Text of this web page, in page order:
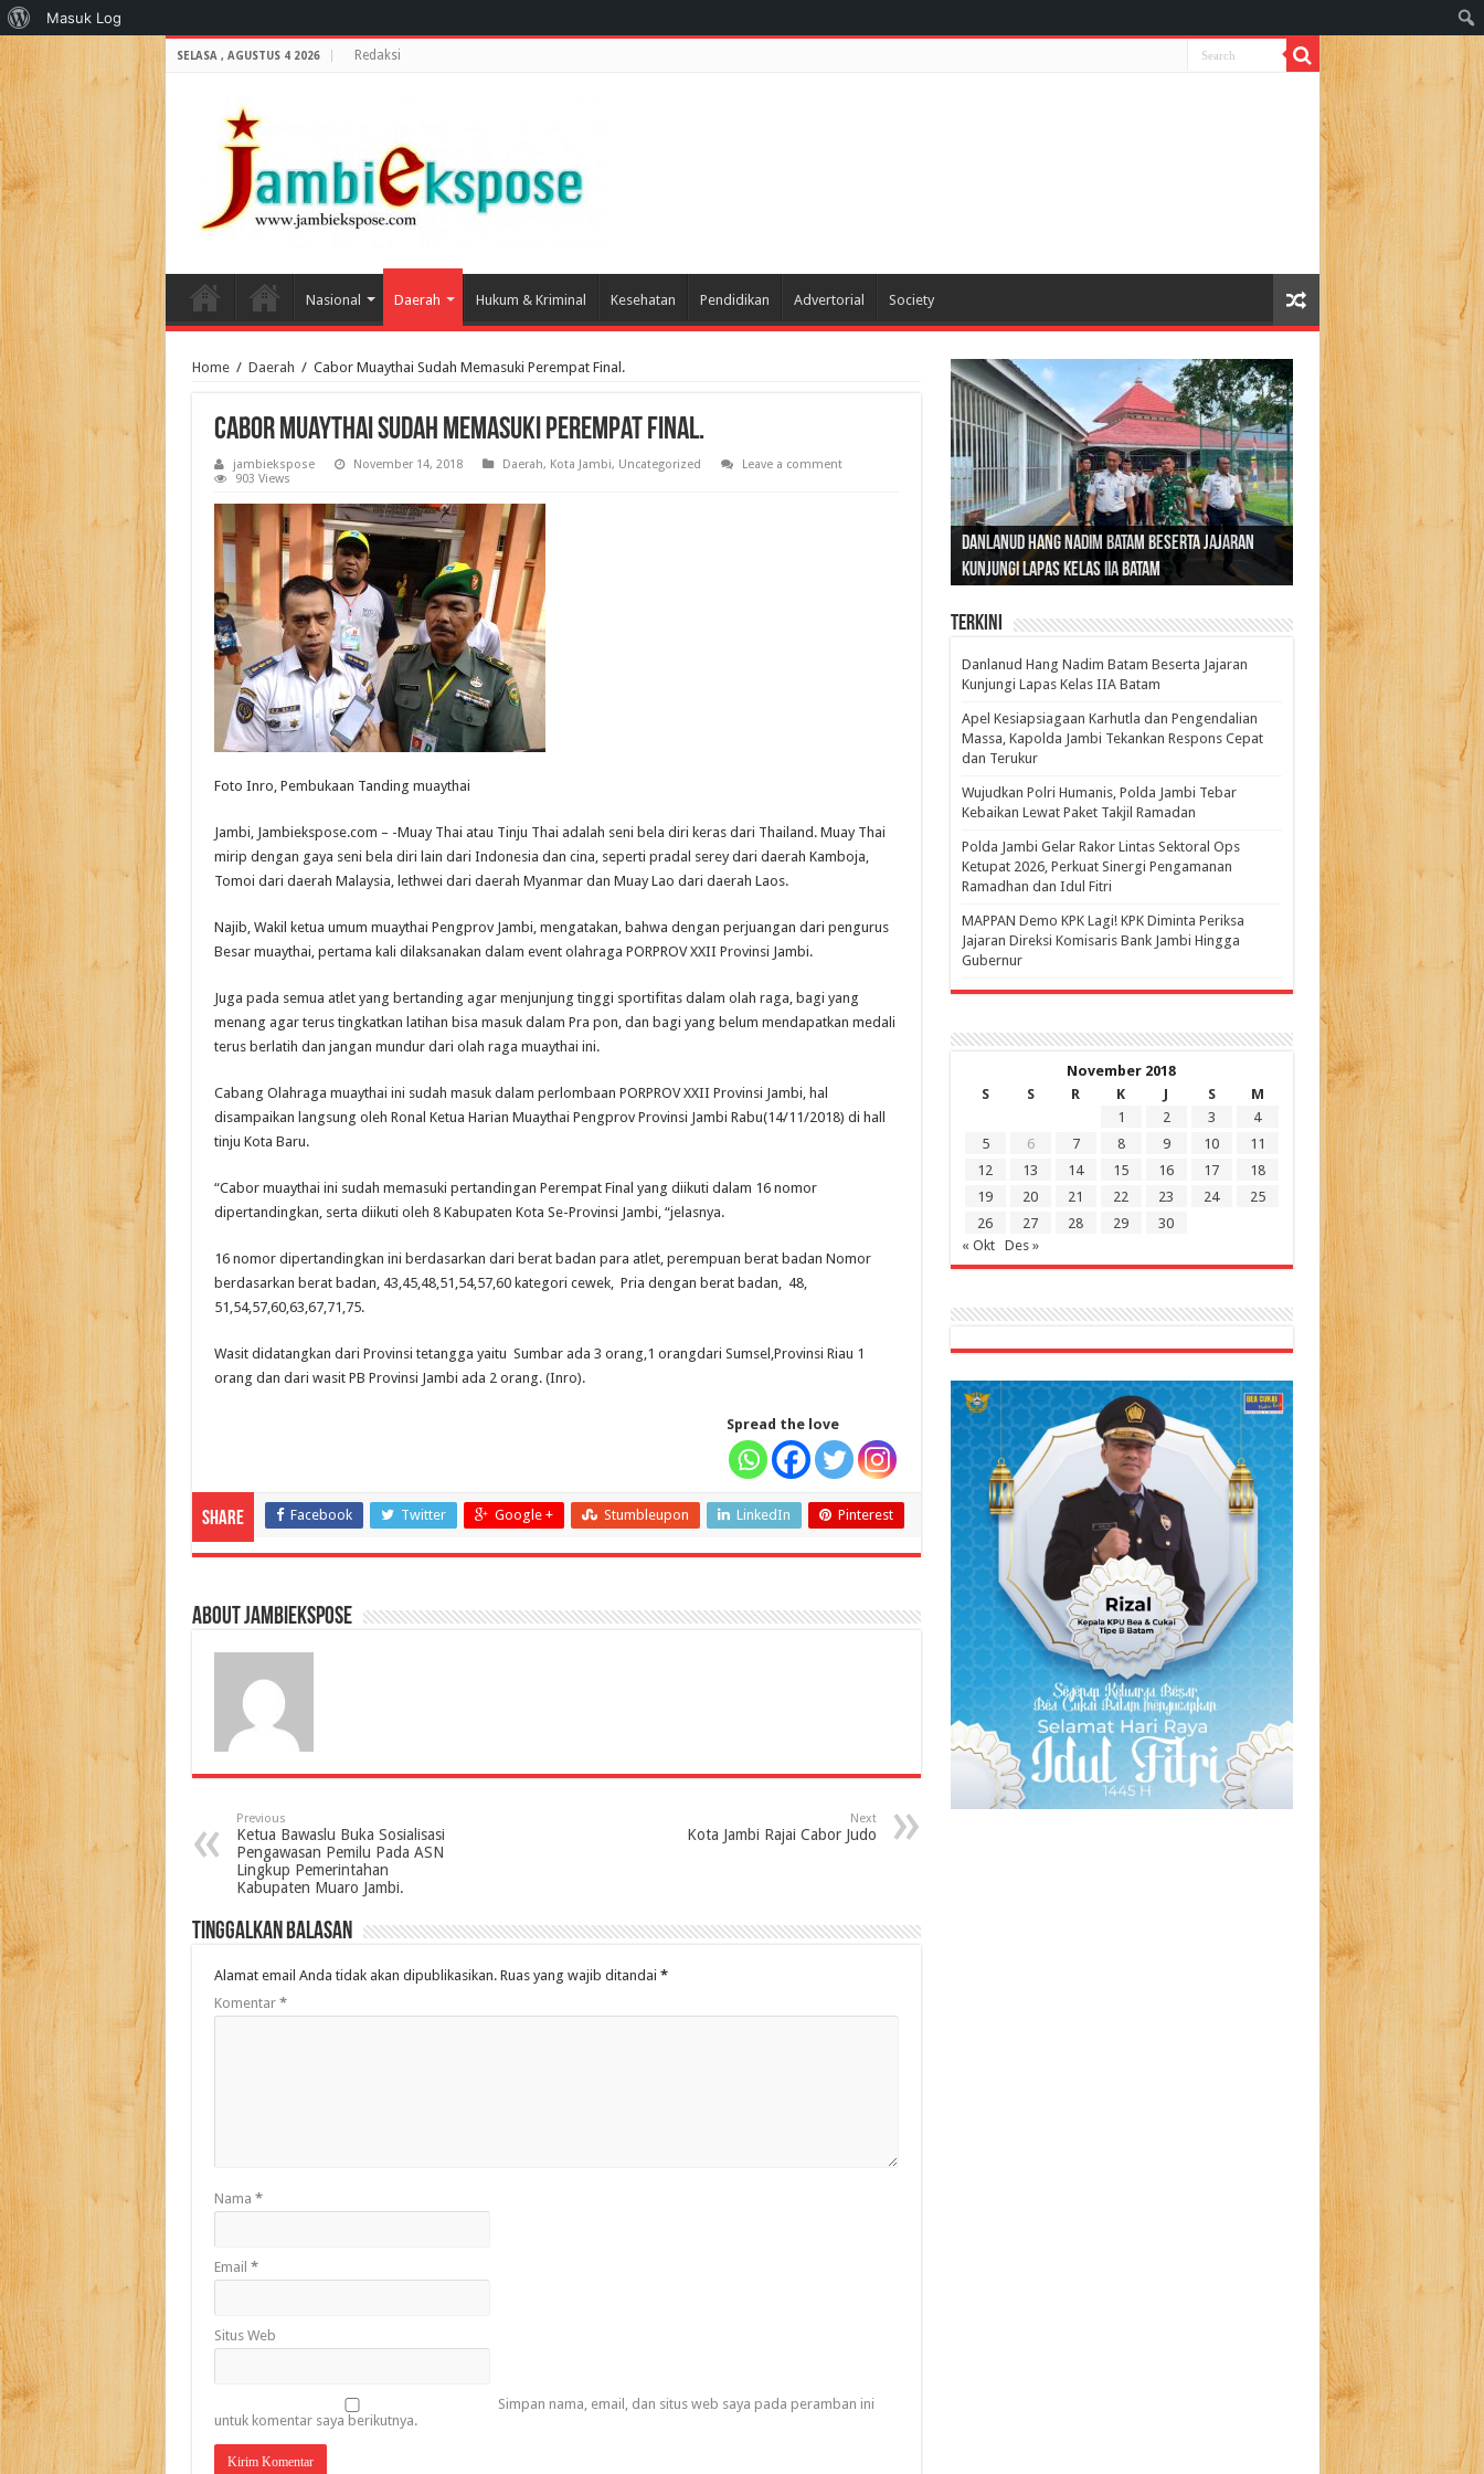
SELASA , AGUSTUS 4 2026 Redaksi
Nasional Daerah Hukum & Kriminal Kesehatan Pendidikan Advertorial Society
Home / Daerah / Cabor Muaythai Sudah Memasuki Perempat Final.
Cabor Muaythai Sudah Memasuki Perempat Final.
jambiekspose November 14, 2018 Daerah, Kota Jambi, Uncategorized
Leave a comment
903 Views
Foto Inro, Pembukaan Tanding muaythai
Jambi, Jambiekspose.com – -Muay Thai atau Tinju Thai adalah seni bela diri keras dari Thailand. Muay Thai
mirip dengan gaya seni bela diri lain dari Indonesia dan cina, seperti pradal serey dari daerah Kamboja,
Tomoi dari daerah Malaysia, lethwei dari daerah Myanmar dan Muay Lao dari daerah Laos.
Najib, Wakil ketua umum muaythai Pengprov Jambi, mengatakan, bahwa dengan perjuangan dari pengurus
Besar muaythai, pertama kali dilaksanakan dalam event olahraga PORPROV XXII Provinsi Jambi.
Juga pada semua atlet yang bertanding agar menjunjung tinggi sportifitas dalam olah raga, bagi yang
menang agar terus tingkatkan latihan bisa masuk dalam Pra pon, dan bagi yang belum mendapatkan medali
terus berlatih dan jangan mundur dari olah raga muaythai ini.
Cabang Olahraga muaythai ini sudah masuk dalam perlombaan PORPROV XXII Provinsi Jambi, hal
disampaikan langsung oleh Ronal Ketua Harian Muaythai Pengprov Provinsi Jambi Rabu(14/11/2018) di hall
tinju Kota Baru.
“Cabor muaythai ini sudah memasuki pertandingan Perempat Final yang diikuti dalam 16 nomor
dipertandingkan, serta diikuti oleh 8 Kabupaten Kota Se-Provinsi Jambi, “jelasnya.
16 nomor dipertandingkan ini berdasarkan dari berat badan para atlet, perempuan berat badan Nomor
berdasarkan berat badan, 43,45,48,51,54,57,60 kategori cewek, Pria dengan berat badan, 48,
51,54,57,60,63,67,71,75.
Wasit didatangkan dari Provinsi tetangga yaitu Sumbar ada 3 orang,1 orangdari Sumsel,Provinsi Riau 1
orang dan dari wasit PB Provinsi Jambi ada 2 orang. (Inro).
Spread the love
Share Facebook Twitter Google + Stumbleupon LinkedIn Pinterest
About jambiekspose
Previous
Ketua Bawaslu Buka Sosialisasi
Pengawasan Pemilu Pada ASN
Lingkup Pemerintahan
Kabupaten Muaro Jambi.
Next
Kota Jambi Rajai Cabor Judo
Tinggalkan Balasan
Alamat email Anda tidak akan dipublikasikan. Ruas yang wajib ditandai *
Komentar *
Nama *
Email *
Situs Web
Simpan nama, email, dan situs web saya pada peramban ini
untuk komentar saya berikutnya.
Danlanud Hang Nadim Batam Beserta Jajaran
Kunjungi Lapas Kelas IIA Batam
Silaturahmi dan Reses Komite I DPD RI di Polda
Jambi Bahas Sinergitas Penanganan Narkotika
Gubernur Al Haris: Lomba Cerdas Cermat Sarana
Edukasi Pembentukan Karakter Generasi
Penerus
Gubernur Al Haris Dorong Koperasi Merah Putih
Cepat Beroperasi Agar Bisa Layani Masyarakat
Penuhi Kebutuhannya
Sosok Fenomenal yang Menggetarkan
Nusantara: Ratu Wangsa, Wanita Berkelas
dengan Pengaruh Internasional
Terkini
Danlanud Hang Nadim Batam Beserta Jajaran
Kunjungi Lapas Kelas IIA Batam
Apel Kesiapsiagaan Karhutla dan Pengendalian
Massa, Kapolda Jambi Tekankan Respons Cepat
dan Terukur
Wujudkan Polri Humanis, Polda Jambi Tebar
Kebaikan Lewat Paket Takjil Ramadan
Polda Jambi Gelar Rakor Lintas Sektoral Ops
Ketupat 2026, Perkuat Sinergi Pengamanan
Ramadhan dan Idul Fitri
‎MAPPAN Demo KPK Lagi! KPK Diminta Periksa
Jajaran Direksi Komisaris Bank Jambi Hingga
Gubernur ‎
November 2018
S
S R K J S
M
1
2 3
4
5
6 7 8 9 10
11
12
13 14 15 16 17
18
19
20 21 22 23 24
25
26
27 28 29
30
« Okt
Des »
Tentang
WordPress
Masuk Log